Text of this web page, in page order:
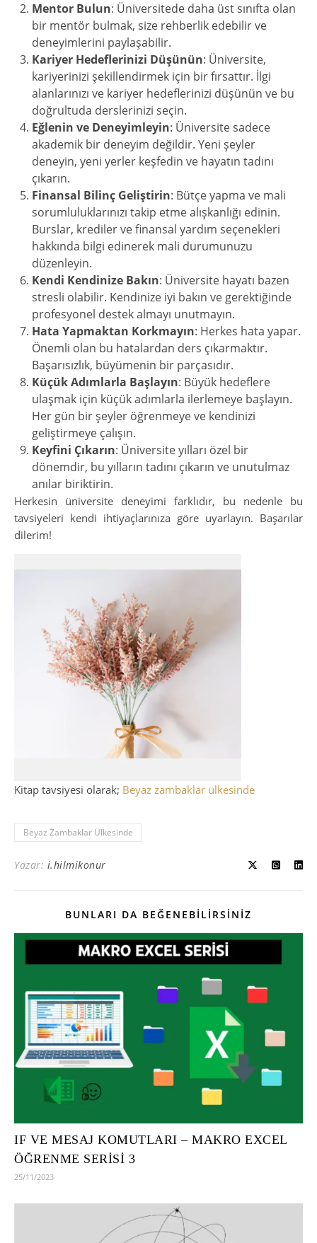
Mentor Bulun: Üniversitede daha üst sınıfta olan
bir mentör bulmak, size rehberlik edebilir ve
deneyimlerini paylaşabilir.
Kariyer Hedeflerinizi Düşünün: Üniversite,
kariyerinizi şekillendirmek için bir fırsattır. İlgi
alanlarınızı ve kariyer hedeflerinizi düşünün ve bu
doğrultuda derslerinizi seçin.
Eğlenin ve Deneyimleyin: Üniversite sadece
akademik bir deneyim değildir. Yeni şeyler
deneyin, yeni yerler keşfedin ve hayatın tadını
çıkarın.
Finansal Bilinç Geliştirin: Bütçe yapma ve mali
sorumluluklarınızı takip etme alışkanlığı edinin.
Burslar, krediler ve finansal yardım seçenekleri
hakkında bilgi edinerek mali durumunuzu
düzenleyin.
Kendi Kendinize Bakın: Üniversite hayatı bazen
stresli olabilir. Kendinize iyi bakın ve gerektiğinde
profesyonel destek almayı unutmayın.
Hata Yapmaktan Korkmayın: Herkes hata yapar.
Önemli olan bu hatalardan ders çıkarmaktır.
Başarısızlık, büyümenin bir parçasıdır.
Küçük Adımlarla Başlayın: Büyük hedeflere
ulaşmak için küçük adımlarla ilerlemeye başlayın.
Her gün bir şeyler öğrenmeye ve kendinizi
geliştirmeye çalışın.
Keyfini Çıkarın: Üniversite yılları özel bir
dönemdir, bu yılların tadını çıkarın ve unutulmaz
anılar biriktirin.
Herkesin üniversite deneyimi farklıdır, bu nedenle bu
tavsiyeleri kendi ihtiyaçlarınıza göre uyarlayın. Başarılar
dilerim!
Kitap tavsiyesi olarak; Beyaz zambaklar ülkesinde
Beyaz Zambaklar Ülkesinde
Yazar: i.hilmikonur
BUNLARI DA BEĞENEBILIRSINIZ
IF VE MESAJ KOMUTLARI – MAKRO EXCEL
ÖĞRENME SERİSİ 3
25/11/2023